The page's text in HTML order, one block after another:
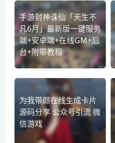
手游封神诛仙「天生不
凡6月」最新版一键服务
端+安卓端+在线GM+后
台+附带教程
为我带颜在线生成卡片
源码分享 公众号引流 微
信游戏